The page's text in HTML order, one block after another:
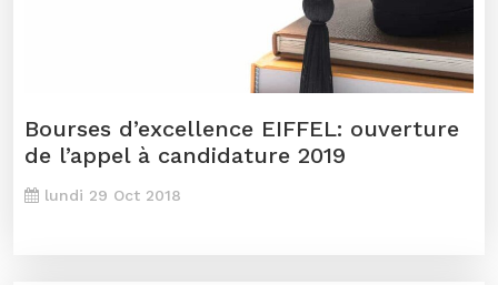
Bourses d’excellence EIFFEL: ouverture
de l’appel à candidature 2019
lundi 29 Oct 2018